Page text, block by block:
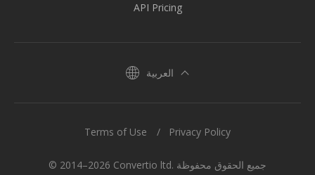
API Pricing
العربية
© 2014–2026 Convertio ltd. جميع الحقوق محفوظة
Terms of Use Privacy Policy